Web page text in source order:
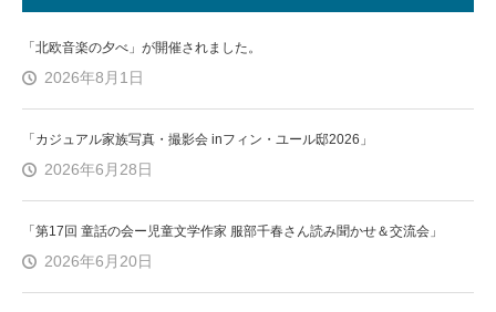
「北欧音楽の夕べ」が開催されました。
2026年8月1日
「カジュアル家族写真・撮影会 inフィン・ユール邸2026」
2026年6月28日
「第17回 童話の会ー児童文学作家 服部千春さん読み聞かせ＆交流会」
2026年6月20日